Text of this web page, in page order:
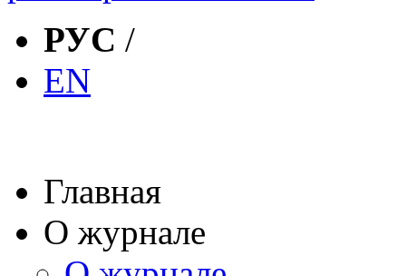
РУС /
EN
Главная
О журнале